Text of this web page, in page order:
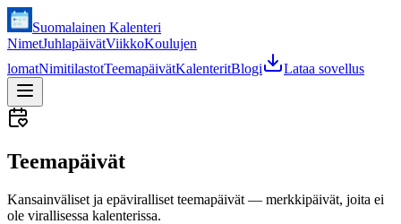
Suomalainen Kalenteri
NimetJuhlapäivätViikkoKoulujen
lomatNimitilastotTeemapäivätKalenteritBlogi Lataa sovellus
Teemapäivät
Kansainväliset ja epäviralliset teemapäivät — merkkipäivät, joita ei
ole virallisessa kalenterissa.